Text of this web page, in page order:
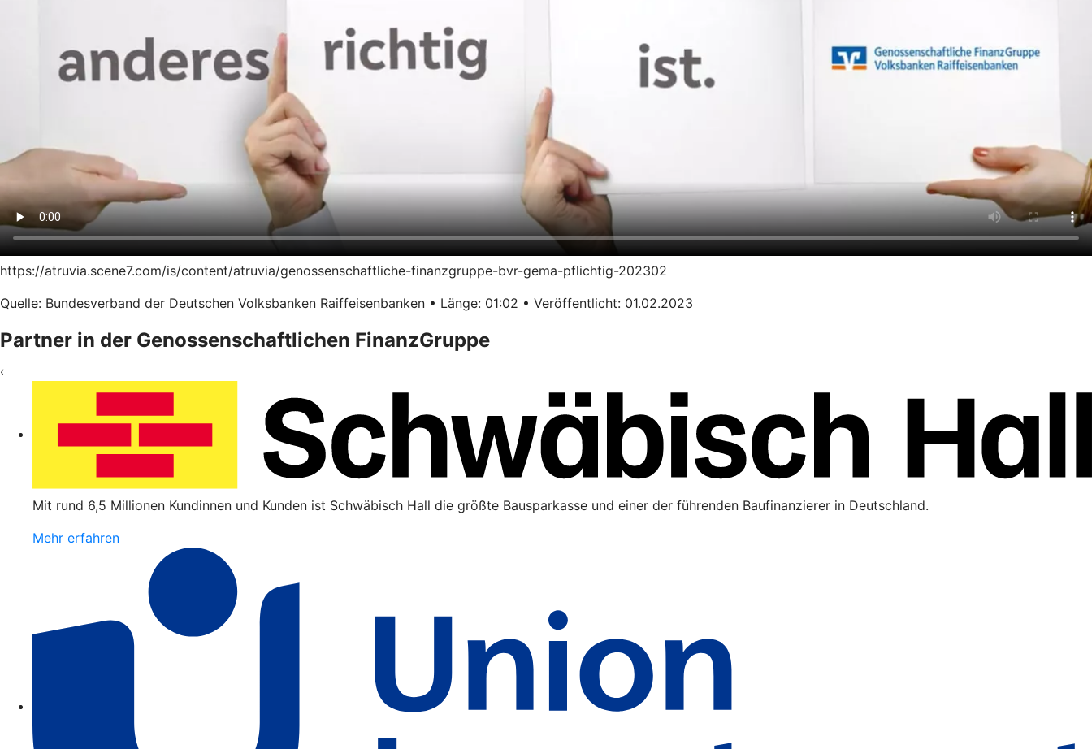
https://atruvia.scene7.com/is/content/atruvia/genossenschaftliche-finanzgruppe-bvr-gema-pflichtig-202302
Quelle: Bundesverband der Deutschen Volksbanken Raiffeisenbanken • Länge: 01:02 • Veröffentlicht: 01.02.2023
Partner in der Genossenschaftlichen FinanzGruppe
‹
Mit rund 6,5 Millionen Kundinnen und Kunden ist Schwäbisch Hall die größte Bausparkasse und einer der führenden Baufinanzierer in Deutschland.
Mehr erfahren